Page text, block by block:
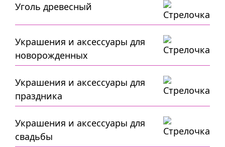
Уголь древесный
Украшения и аксессуары для
новорожденных
Украшения и аксессуары для
праздника
Украшения и аксессуары для
свадьбы